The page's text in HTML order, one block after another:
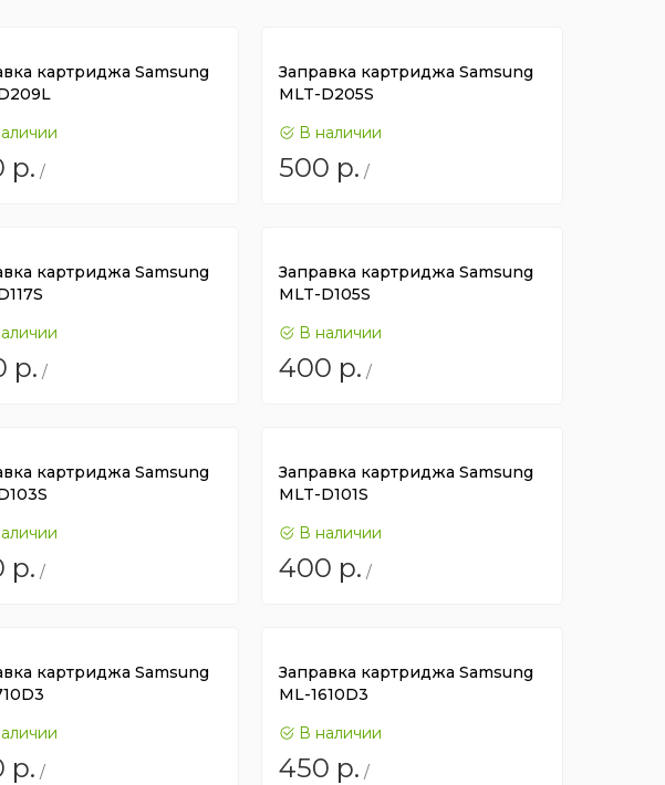
картриджа Samsung
р. /
Заправка картриджа Samsung
MLT-D205S
В наличии
500 р. /
картриджа Samsung
р. /
Заправка картриджа Samsung
MLT-D105S
В наличии
400 р. /
картриджа Samsung
р. /
Заправка картриджа Samsung
MLT-D101S
В наличии
400 р. /
картриджа Samsung
р. /
Заправка картриджа Samsung
ML-1610D3
В наличии
450 р. /